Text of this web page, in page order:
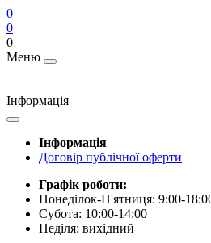
0
0
0
Меню
Інформація
Інформація
Договір публічної оферти
Графік роботи:
Понеділок-П'ятниця: 9:00-
Субота: 10:00-14:00
Неділя: вихідний